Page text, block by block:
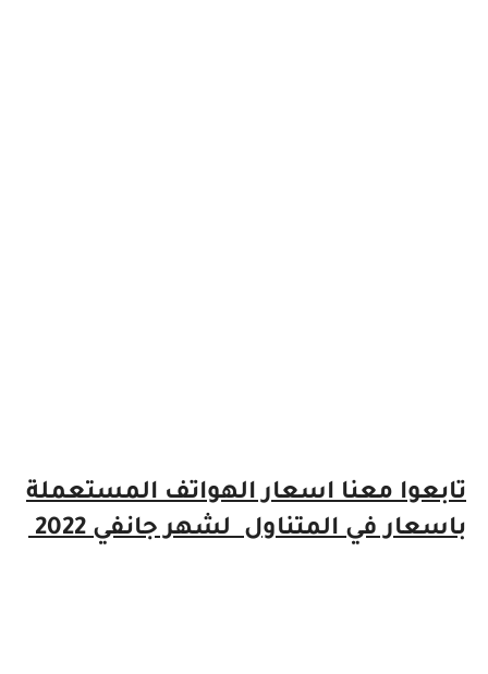
تابعوا معنا اسعار الهواتف المستعملة
باسعار في المتناول لشهر جانفي 2022